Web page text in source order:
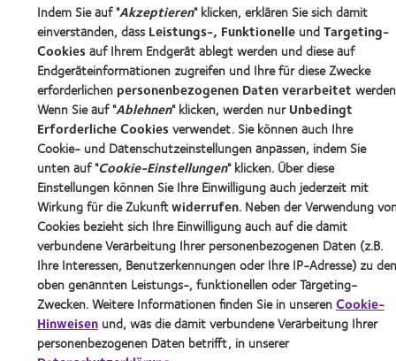
Indem Sie auf "Akzeptieren" klicken, erklären Sie sich damit
einverstanden, dass Leistungs-, FunktionelleundTargeting-
Cookiesauf Ihrem Endgerät ablegt werden und diese auf
Endgeräteinformationen zugreifen und Ihre für diese Zwecke
erforderlichen personenbezogenen Daten verarbeitet
Wenn Sie auf "Ablehnen" klicken, werden nurUnbedingt
Erforderliche Cookiesverwendet. Sie können auch Ihre
Cookie- und Datenschutzeinstellungen anpassen, indem Sie
unten auf "Cookie-Einstellungen" klicken. Über diese
Einstellungen können Sie Ihre Einwilligung auch jederzeit mit
Wirkung für die Zukunftwiderrufen. Neben der Verwendung
Cookies bezieht sich Ihre Einwilligung auch auf die damit
verbundene Verarbeitung Ihrer personenbezogenen Daten (z.B.
Ihre Interessen, Benutzerkennungen oder Ihre IP-Adresse) zu den
oben genannten Leistungs-, funktionellen oder Targeting-
Zwecken. Weitere Informationen finden Sie in unserenCookie-
Hinweisenund, was die damit verbundene Verarbeitung Ihrer
personenbezogenen Daten betrifft, in unserer